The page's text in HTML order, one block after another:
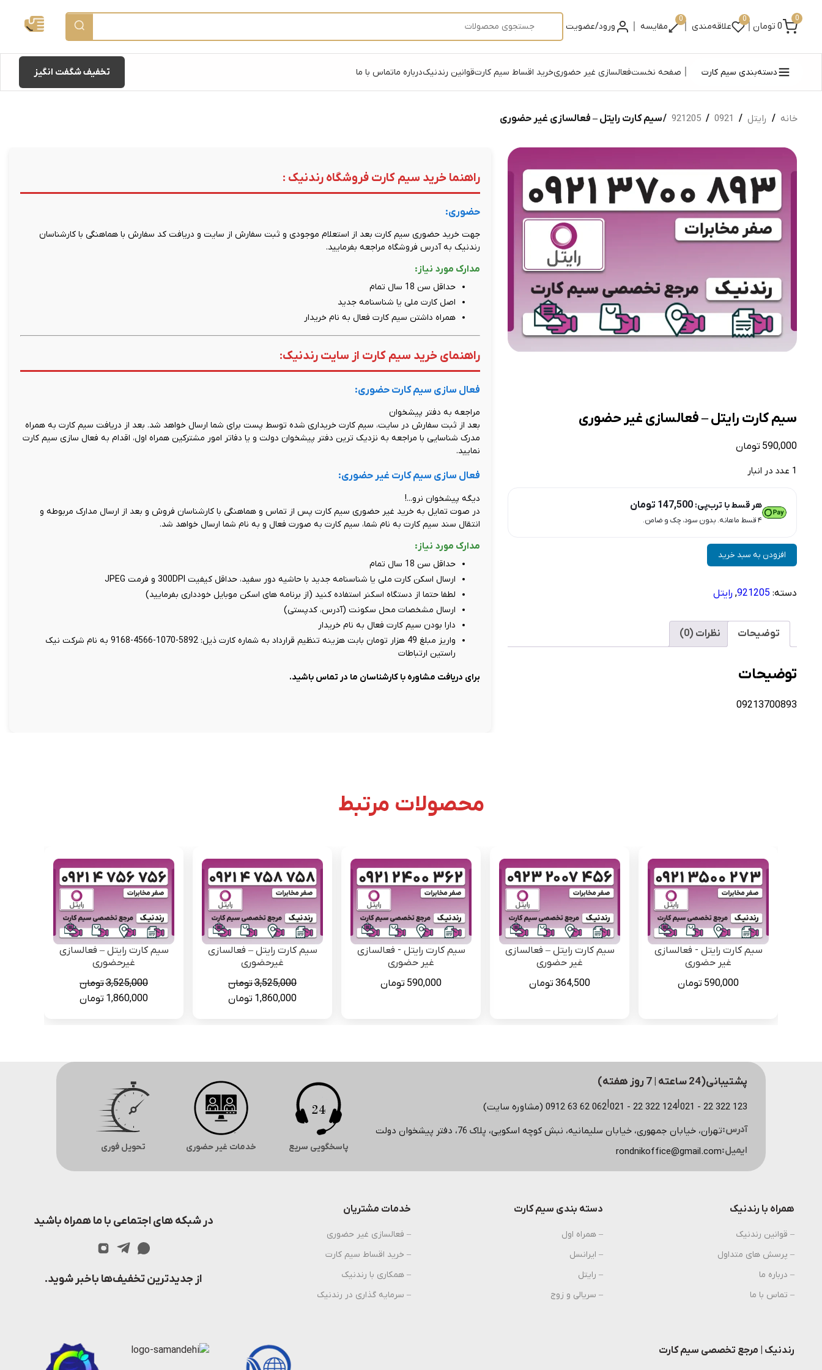
0
0 تومان |
0
علاقه‌مندی |
0
مقایسه | ورود/عضویت
دسته‌بندی سیم کارت صفحه نخستفعالسازی غیر حضوریخرید اقساط سیم کارتقوانین رندنیکدرباره ماتماس با ما تخفیف شگفت انگیز
خانه / رایتل /
0921
/
921205 / سیم کارت رایتل – فعالسازی غیر حضوری
سیم کارت رایتل – فعالسازی غیر حضوری
590,000 تومان
1 عدد در انبار
هر قسط با ترب‌پی:147,500 تومان
۴ قسط ماهانه. بدون سود، چک و ضامن.
سیم
کارت
–
حضوری
افزودن به سبد خرید
دسته: 921205
, رایتل
توضیحات نظرات (0)
توضیحات
09213700893
راهنما خرید سیم کارت فروشگاه رندنیک :
حضوری:
جهت خرید حضوری سیم کارت بعد از استعلام موجودی و ثبت سفارش از سایت و دریافت کد سفارش با هماهنگی با کارشناسان
رندنیک به آدرس فروشگاه مراجعه بفرمایید.
مدارک مورد نیاز:
حداقل سن 18 سال تمام
اصل کارت ملی یا شناسنامه جدید
همراه داشتن سیم کارت فعال به نام خریدار
راهنمای خرید سیم کارت از سایت رندنیک:
فعال سازی سیم کارت حضوری:
مراجعه به دفتر پیشخوان
بعد از ثبت سفارش در سایت، سیم کارت خریداری شده توسط پست برای شما ارسال خواهد شد. بعد از دریافت سیم کارت به همراه
مدرک شناسایی با مراجعه به نزدیک ترین دفتر پیشخوان دولت و یا دفاتر امور مشترکین همراه اول، اقدام به فعال سازی سیم کارت
نمایید.
فعال سازی سیم کارت غیر حضوری:
دیگه پیشخوان نرو...!
در صوت تمایل به خرید غیر حضوری سیم کارت پس از تماس و هماهنگی با کارشناسان فروش و بعد از ارسال مدارک مربوطه و
انتقال سند سیم کارت به نام شما، سیم کارت به صورت فعال و به نام شما ارسال خواهد شد.
مدارک مورد نیاز:
حداقل سن 18 سال تمام
ارسال اسکن کارت ملی یا شناسنامه جدید با حاشیه دور سفید، حداقل کیفیت 300DPI و فرمت JPEG
لطفا حتما از دستگاه اسکنر استفاده کنید (از برنامه های اسکن موبایل خودداری بفرمایید)
ارسال مشخصات محل سکونت (آدرس، کدپستی)
دارا بودن سیم کارت فعال به نام خریدار
واریز مبلغ 49 هزار تومان بابت هزینه تنظیم قرارداد به شماره کارت ذیل: 5892-1070-4566-9168 به نام شرکت نیک
راستین ارتباطات
برای دریافت مشاوره با کارشناسان ما در تماس باشید.
محصولات مرتبط
سیم کارت رایتل - فعالسازی
غیر حضوری
590,000 تومان
سیم کارت رایتل – فعالسازی
غیر حضوری
364,500 تومان
سیم کارت رایتل - فعالسازی
غیر حضوری
590,000 تومان
سیم کارت رایتل – فعالسازی
غیرحضوری
3,525,000تومان
قیمت
1,860,000 تومانقیمت
سیم کارت رایتل – فعالسازی
غیرحضوری
3,525,000تومان
قیمت
1,860,000 تومانقیمت
پشتیبانی(24 ساعته | 7 روز هفته)
123 322 22 - 021
124 322 22 - 021
062 62 63 0912 (مشاوره سایت)
آدرس:تهران، خیابان جمهوری، خیابان سلیمانیه، نبش کوچه اسکویی، پلاک 76، دفتر پیشخوان دولت
ایمیل:rondnikoffice@gmail.com پاسخگویی سریع خدمات غیر حضوری تحویل فوری
همراه با رندنیک
– قوانین رندنیک
– پرسش های متداول
– درباره ما
– تماس با ما
دسته بندی سیم کارت
– همراه اول
– ایرانسل
– رایتل
– سریالی و زوج
خدمات مشتریان
– فعالسازی غیر حضوری
– خرید اقساط سیم کارت
– همکاری با رندنیک
– سرمایه گذاری در رندنیک
در شبکه های اجتماعی با ما همراه باشید
از جدیدترین تخفیف‌ها باخبر شوید.
رندنیک | مرجع تخصصی سیم کارت